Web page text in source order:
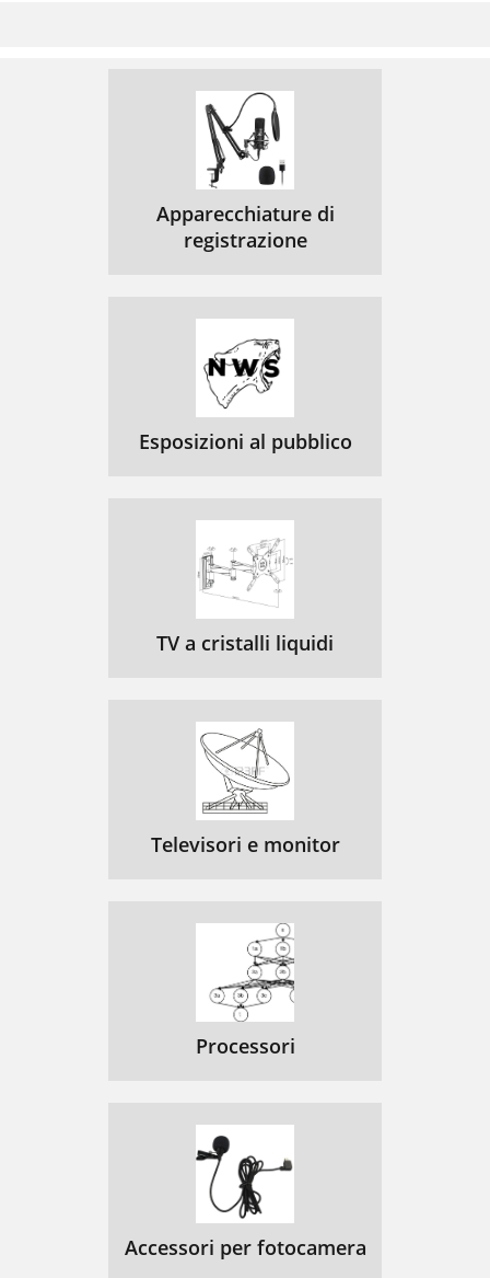
Apparecchiature di
registrazione
Esposizioni al pubblico
TV a cristalli liquidi
Televisori e monitor
Processori
Accessori per fotocamera